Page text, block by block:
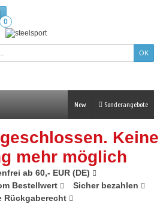
0
Sonderangebote
New
Keine
mehr möglich
ab 60,- EUR (DE)
Bestellwert
Sicher bezahlen
Rückgaberecht